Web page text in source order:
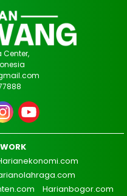
Center,
Harianbogor.com